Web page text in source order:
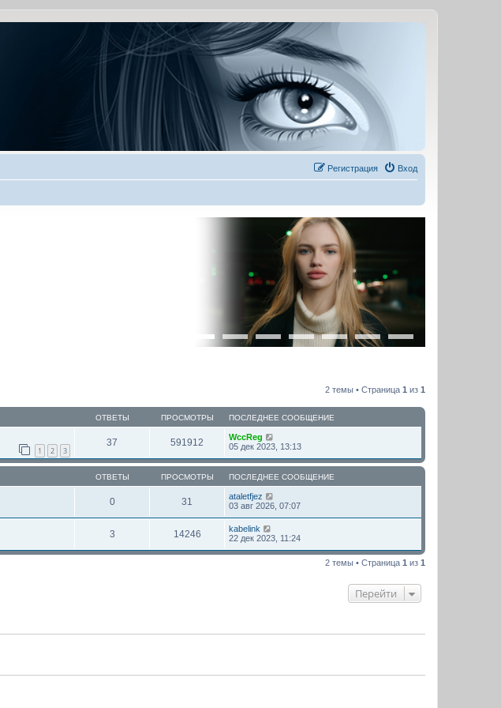
Вход
Регистрация
2 темы • Страница 1 из 1
ОТВЕТЫ ПРОСМОТРЫ ПОСЛЕДНЕЕ СООБЩЕНИЕ
1 2 3
37 591912
WccReg
05 дек 2023, 13:13
ОТВЕТЫ ПРОСМОТРЫ ПОСЛЕДНЕЕ СООБЩЕНИЕ
0 31
ataletfjez
03 авг 2026, 07:07
3 14246
kabelink
22 дек 2023, 11:24
2 темы • Страница 1 из 1
Перейти